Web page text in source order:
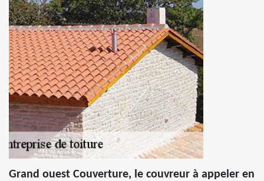
Grand ouest Couverture, le couvreur à appeler en